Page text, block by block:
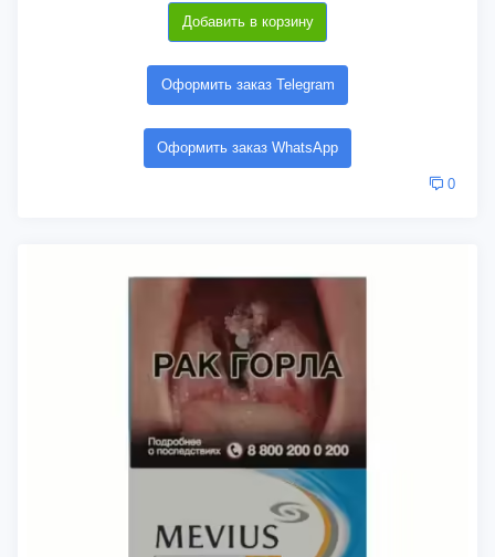
Добавить в корзину
Оформить заказ Telegram
Оформить заказ WhatsApp
0